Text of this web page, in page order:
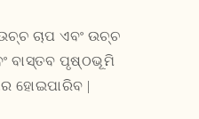
ଚାପ ଏବଂ ଉଚ୍ଚ
ବାସ୍ତବ ପୃଷ୍ଠଭୂମି
ହୋଇପାରିବ |